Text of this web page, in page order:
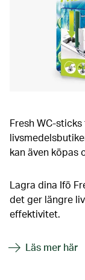
Fresh WC-
kan även köpas
Lagra dina Ifö
det ger längre
effektivitet.
Läs mer här